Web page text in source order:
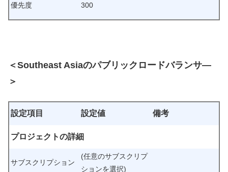
優先度 300
＜Southeast Asiaのパブリックロードバランサ―
＞
設定項目 設定値 備考
プロジェクトの詳細
サブスクリプション
(任意のサブスクリプ
ションを選択)